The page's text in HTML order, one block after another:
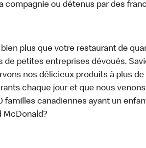
compagnie ou détenus par des
plus que votre restaurant de
de petites entreprises dévoués.
nos délicieux produits à plus
chaque jour et que nous
familles canadiennes ayant un
McDonald?